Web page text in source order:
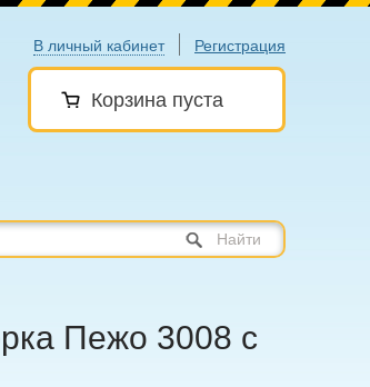
В личный кабинет Регистрация
Корзина пуста
Найти
Пежо 3008 с